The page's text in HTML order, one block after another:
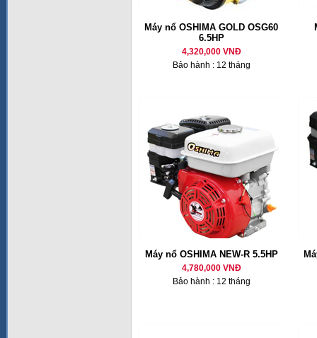
Máy nổ OSHIMA GOLD OSG60
6.5HP
4,320,000 VNĐ
Bảo hành : 12 tháng
Máy nổ OSHIMA NEW-R 5.5HP
4,780,000 VNĐ
Bảo hành : 12 tháng